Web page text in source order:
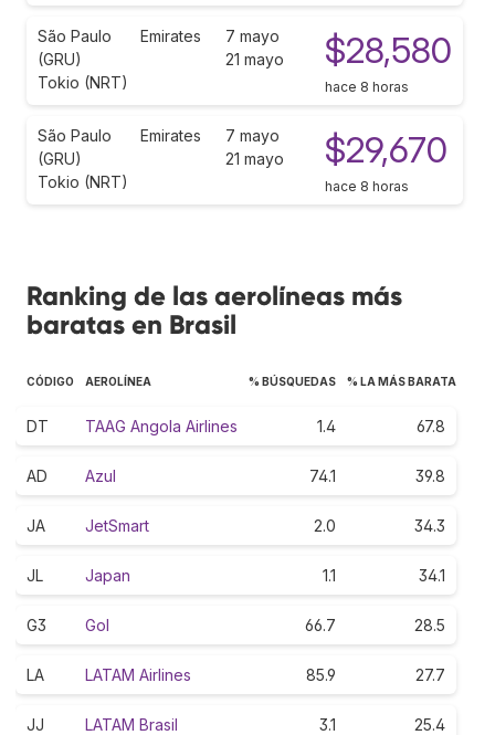
São Paulo
(GRU)
Tokio (NRT)
Emirates
7 mayo
21 mayo
$28,580
hace 8 horas
São Paulo
(GRU)
Tokio (NRT)
Emirates
7 mayo
21 mayo
$29,670
hace 8 horas
Ranking de las aerolíneas más
baratas en Brasil
CÓDIGO AEROLÍNEA % BÚSQUEDAS % LA MÁS BARATA
DT TAAG Angola Airlines 1.4 67.8
AD Azul 74.1 39.8
JA JetSmart 2.0 34.3
JL Japan 1.1 34.1
G3 Gol 66.7 28.5
LA LATAM Airlines 85.9 27.7
JJ LATAM Brasil 3.1 25.4